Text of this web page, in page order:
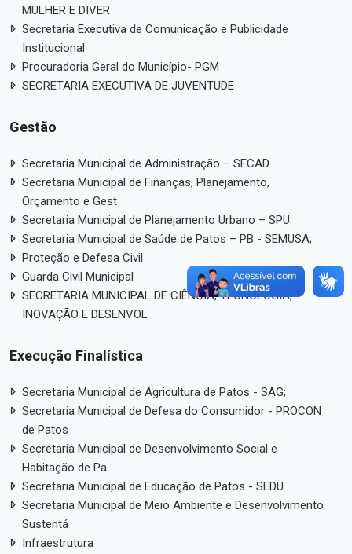
MULHER E DIVER
Secretaria Executiva de Comunicação e Publicidade
Institucional
Procuradoria Geral do Município- PGM
SECRETARIA EXECUTIVA DE JUVENTUDE
Gestão
Secretaria Municipal de Administração – SECAD
Secretaria Municipal de Finanças, Planejamento,
Orçamento e Gest
Secretaria Municipal de Planejamento Urbano – SPU
Secretaria Municipal de Saúde de Patos – PB - SEMUSA;
Proteção e Defesa Civil
Guarda Civil Municipal
SECRETARIA MUNICIPAL DE CIÊNCIA, TECNOLOGIA,
INOVAÇÃO E DESENVOL
Execução Finalística
Secretaria Municipal de Agricultura de Patos - SAG;
Secretaria Municipal de Defesa do Consumidor - PROCON
de Patos
Secretaria Municipal de Desenvolvimento Social e
Habitação de Pa
Secretaria Municipal de Educação de Patos - SEDU
Secretaria Municipal de Meio Ambiente e Desenvolvimento
Sustentá
Infraestrutura